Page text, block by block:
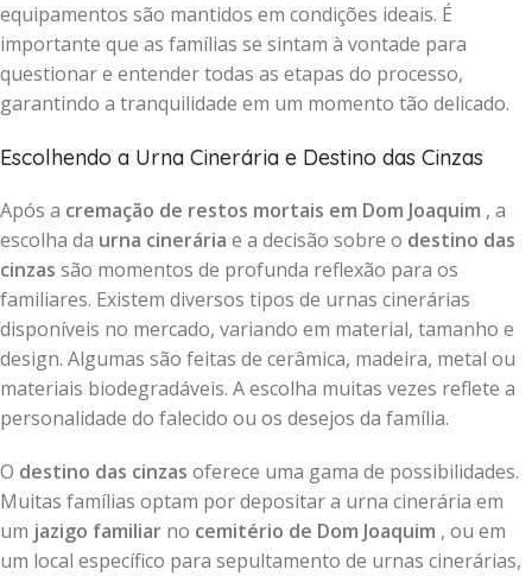
equipamentos são mantidos em condições ideais. É
importante que as famílias se sintam à vontade para
questionar e entender todas as etapas do processo,
garantindo a tranquilidade em um momento tão delicado.
Escolhendo a Urna Cinerária e Destino das Cinzas
Após a cremação de restos mortais em Dom Joaquim , a
escolha da urna cinerária e a decisão sobre o destino das
cinzas são momentos de profunda reflexão para os
familiares. Existem diversos tipos de urnas cinerárias
disponíveis no mercado, variando em material, tamanho e
design. Algumas são feitas de cerâmica, madeira, metal ou
materiais biodegradáveis. A escolha muitas vezes reflete a
personalidade do falecido ou os desejos da família.
O destino das cinzas oferece uma gama de possibilidades.
Muitas famílias optam por depositar a urna cinerária em
um jazigo familiar no cemitério de Dom Joaquim , ou em
um local específico para sepultamento de urnas cinerárias,